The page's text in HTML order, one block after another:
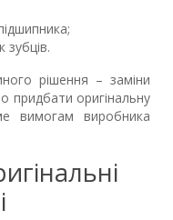
рішення – заміни
придбати оригінальну
вимогам виробника